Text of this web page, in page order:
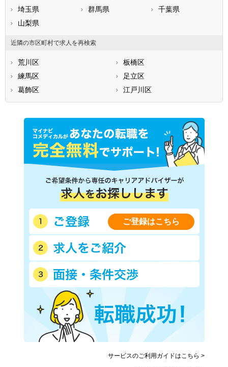
埼玉県
群馬県
千葉県
山梨県
近隣の市区町村で求人を再検索
荒川区
板橋区
練馬区
足立区
葛飾区
江戸川区
ご登録はこちら
サービスのご利用ガイドはこちら >